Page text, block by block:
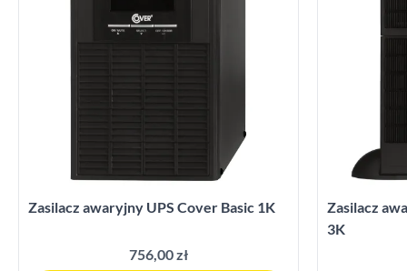
Zasilacz awaryjny UPS Cover Basic 1K
756,00 zł
Zasilacz
3K